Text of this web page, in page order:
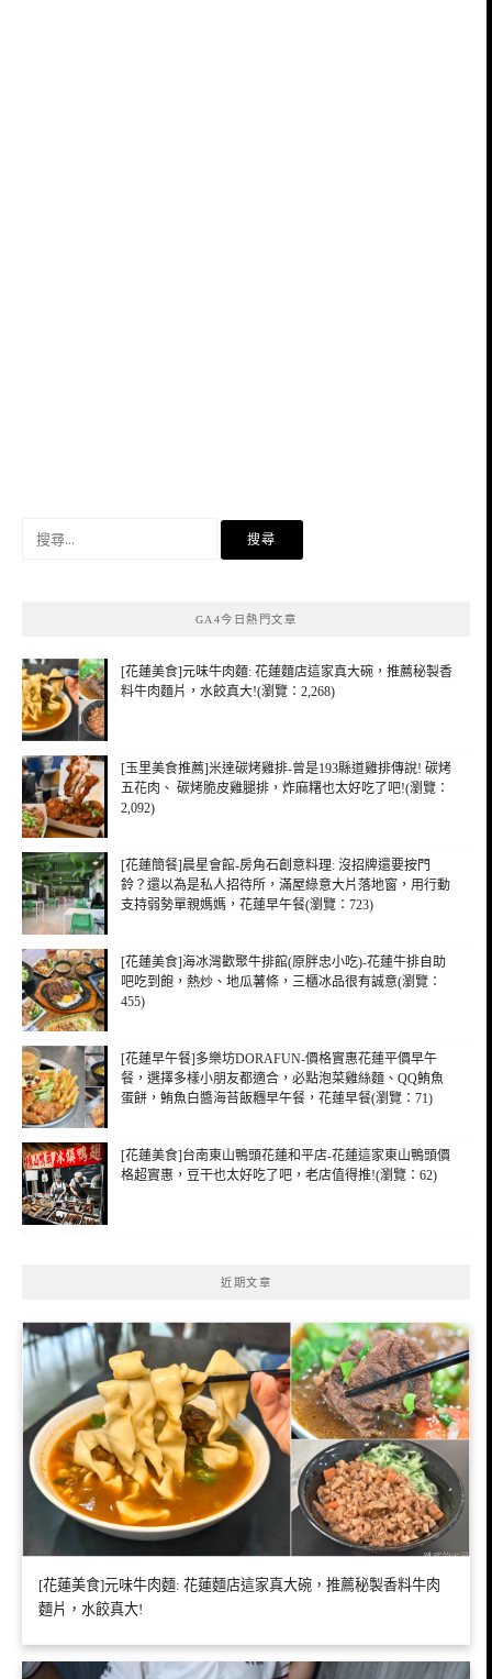
GA4今日熱門文章
[花蓮美食]元味牛肉麵: 花蓮麵店這家真大碗，推薦秘製香
料牛肉麵片，水餃真大!(瀏覽：2,268)
[玉里美食推薦]米達碳烤雞排-曾是193縣道雞排傳說! 碳烤
五花肉、 碳烤脆皮雞腿排，炸麻糬也太好吃了吧!(瀏覽：
2,092)
[花蓮簡餐]晨星會館-房角石創意料理: 沒招牌還要按門
鈴？還以為是私人招待所，滿屋綠意大片落地窗，用行動
支持弱勢單親媽媽，花蓮早午餐(瀏覽：723)
[花蓮美食]海冰灣歡聚牛排館(原胖忠小吃)-花蓮牛排自助
吧吃到飽，熱炒、地瓜薯條，三櫃冰品很有誠意(瀏覽：
455)
[花蓮早午餐]多樂坊DORAFUN-價格實惠花蓮平價早午
餐，選擇多樣小朋友都適合，必點泡菜雞絲麵、QQ鮪魚
蛋餅，鮪魚白醬海苔飯糰早午餐，花蓮早餐(瀏覽：71)
[花蓮美食]台南東山鴨頭花蓮和平店-花蓮這家東山鴨頭價
格超實惠，豆干也太好吃了吧，老店值得推!(瀏覽：62)
近期文章
[花蓮美食]元味牛肉麵: 花蓮麵店這家真大碗，推薦秘製香料牛肉
麵片，水餃真大!